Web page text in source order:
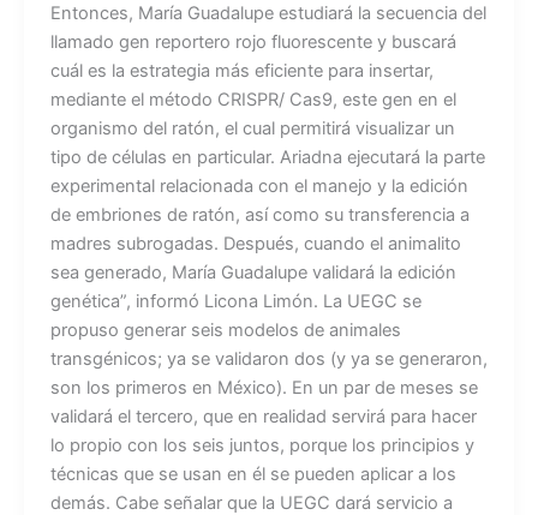
Entonces, María Guadalupe estudiará la secuencia del
llamado gen reportero rojo fluorescente y buscará
cuál es la estrategia más eficiente para insertar,
mediante el método CRISPR/ Cas9, este gen en el
organismo del ratón, el cual permitirá visualizar un
tipo de células en particular. Ariadna ejecutará la parte
experimental relacionada con el manejo y la edición
de embriones de ratón, así como su transferencia a
madres subrogadas. Después, cuando el animalito
sea generado, María Guadalupe validará la edición
genética”, informó Licona Limón. La UEGC se
propuso generar seis modelos de animales
transgénicos; ya se validaron dos (y ya se generaron,
son los primeros en México). En un par de meses se
validará el tercero, que en realidad servirá para hacer
lo propio con los seis juntos, porque los principios y
técnicas que se usan en él se pueden aplicar a los
demás. Cabe señalar que la UEGC dará servicio a